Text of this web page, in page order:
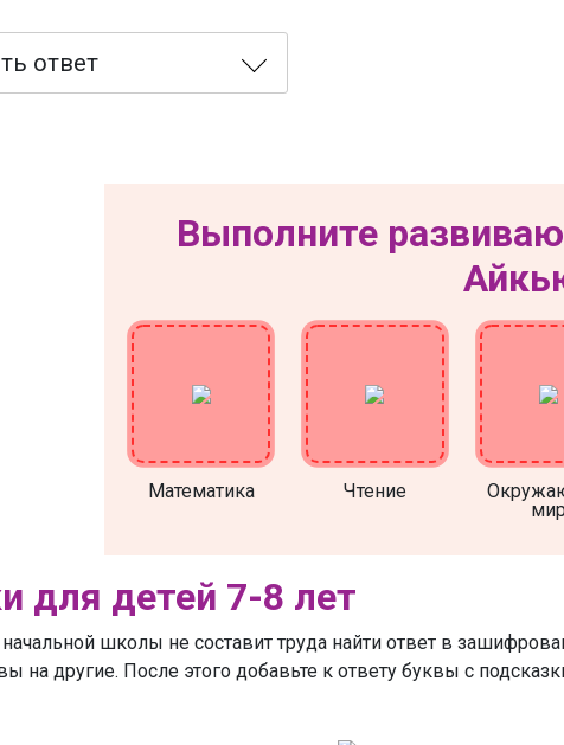
ответ
Выполните
Математика Чтение
мир
для детей 7-8 лет
школы не составит труда найти ответ в
на другие. После этого добавьте к ответу буквы с